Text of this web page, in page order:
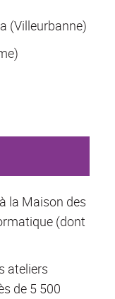
(Villeurbanne)
la Maison des
(dont
ateliers
de 5 500